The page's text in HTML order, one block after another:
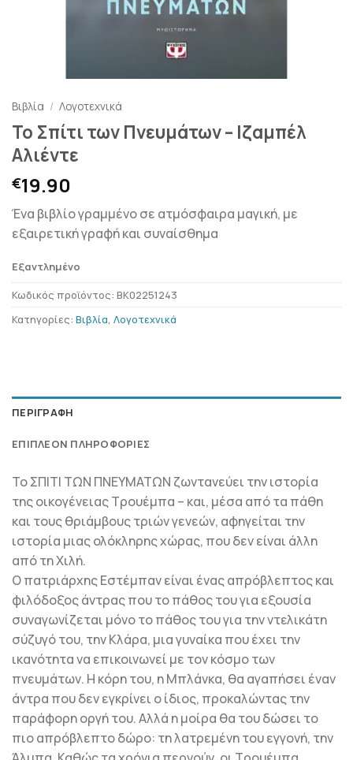
Βιβλία / Λογοτεχνικά
Το Σπίτι των Πνευμάτων – Ιζαμπέλ
Αλιέντε
€19.90
Ένα βιβλίο γραμμένο σε ατμόσφαιρα μαγική, με
εξαιρετική γραφή και συναίσθημα
Εξαντλημένο
Κωδικός προϊόντος: BK02251243
Κατηγορίες: Βιβλία, Λογοτεχνικά
ΠΕΡΙΓΡΑΦΉ
ΕΠΙΠΛΈΟΝ ΠΛΗΡΟΦΟΡΊΕΣ
Το ΣΠΙΤΙ ΤΩΝ ΠΝΕΥΜΑΤΩΝ ζωντανεύει την ιστορία
της οικογένειας Τρουέμπα – και, μέσα από τα πάθη
και τους θριάμβους τριών γενεών, αφηγείται την
ιστορία μιας ολόκληρης χώρας, που δεν είναι άλλη
από τη Χιλή.
Ο πατριάρχης Εστέμπαν είναι ένας απρόβλεπτος και
φιλόδοξος άντρας που το πάθος του για εξουσία
συναγωνίζεται μόνο το πάθος του για την ντελικάτη
σύζυγό του, την Κλάρα, μια γυναίκα που έχει την
ικανότητα να επικοινωνεί με τον κόσμο των
πνευμάτων. Η κόρη του, η Μπλάνκα, θα αγαπήσει έναν
άντρα που δεν εγκρίνει ο ίδιος, προκαλώντας την
παράφορη οργή του. Αλλά η μοίρα θα του δώσει το
πιο απρόβλεπτο δώρο: τη λατρεμένη του εγγονή, την